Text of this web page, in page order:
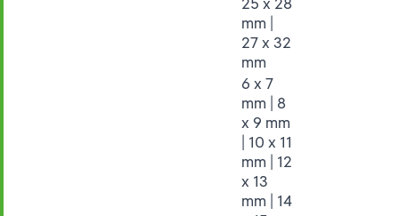
mm |
27 x 32
mm
6 x 7
mm | 8
x 9 mm
| 10 x 11
mm | 12
x 13
mm | 14